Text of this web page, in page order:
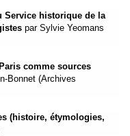
Service historique de la
par Sylvie Yeomans
comme sources
Bonnet (Archives
(histoire, étymologies,